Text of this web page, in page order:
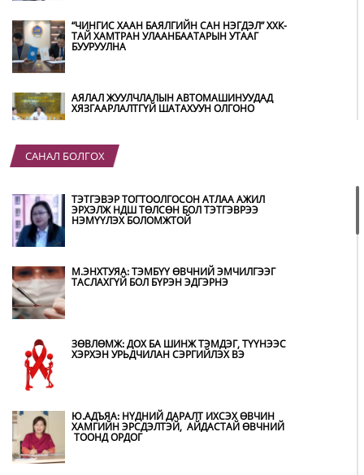
“ЧИНГИС ХААН БАЯЛГИЙН САН НЭГДЭЛ” ХХК-
ТАЙ ХАМТРАН УЛААНБААТАРЫН УТААГ
БУУРУУЛНА
АЯЛАЛ ЖУУЛЧЛАЛЫН АВТОМАШИНУУДАД
ХЯЗГААРЛАЛТГҮЙ ШАТАХУУН ОЛГОНО
“ХОТЫН ДАРГА СОНСОЖ БАЙНА” 150150
ҮЙЛДВЭРЛЭНЭ
САНАЛ БОЛГОХ
ТЭТГЭВЭР ТОГТООЛГОСОН АТЛАА АЖИЛ
ЭРХЭЛЖ НДШ ТӨЛСӨН БОЛ ТЭТГЭВРЭЭ
НЭМҮҮЛЭХ БОЛОМЖТОЙ
М.ЭНХТУЯА: ТЭМБҮҮ ӨВЧНИЙ ЭМЧИЛГЭЭГ
ТАСЛАХГҮЙ БОЛ БҮРЭН ЭДГЭРНЭ
ЗӨВЛӨМЖ: ДОХ БА ШИНЖ ТЭМДЭГ, ТҮҮНЭЭС
ХЭРХЭН УРЬДЧИЛАН СЭРГИЙЛЭХ ВЭ
Ю.АДЪЯА: НҮДНИЙ ДАРАЛТ ИХСЭХ ӨВЧИН
ХАМГИЙН ЭРСДЭЛТЭЙ, АЙДАСТАЙ ӨВЧНИЙ
ТООНД ОРДОГ